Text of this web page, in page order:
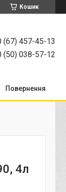
Кошик
(67) 457-45-13
(50) 038-57-12
Повернення
4л